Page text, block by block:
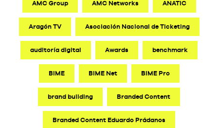
AMC Group AMC Networks ANATIC
Aragón TV Asociación Nacional de Ticketing
auditoría digital Awards benchmark
BIME BIME Net BIME Pro
brand building Branded Content
Branded Content Eduardo Prádanos